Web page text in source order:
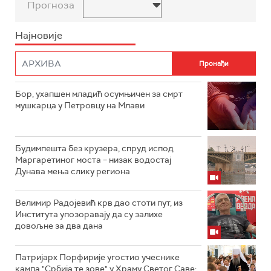
Прогноза
Најновије
Бор, ухапшен младић осумњичен за смрт
мушкарца у Петровцу на Млави
Будимпешта без крузера, спруд испод
Маргаретиног моста – низак водостај
Дунава мења слику региона
Велимир Радојевић крв дао стоти пут, из
Института упозоравају да су залихе
довољне за два дана
Патријарх Порфирије угостио учеснике